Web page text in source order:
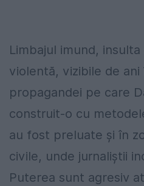
Limbajul imund,
violentă, vizibile de
propagandei pe care
construit-o cu
au fost preluate și în
civile, unde jurnaliștii
Puterea sunt agresiv